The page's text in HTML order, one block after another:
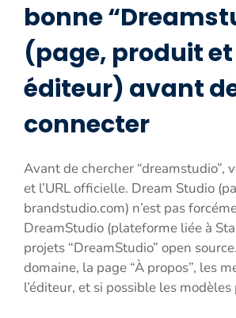
bonne
(page, produit et
éditeur) avant
connecter
Avant de chercher “dreamstudio”,
et l’URL officielle. Dream Studio
brandstudio.com) n’est pas
DreamStudio (plateforme liée à
projets “DreamStudio” open
domaine, la page “À propos”, les
l’éditeur, et si possible les modèles